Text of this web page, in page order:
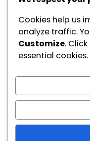
Cookies help us
analyze traffic.
Customize. Click
essential cookies.